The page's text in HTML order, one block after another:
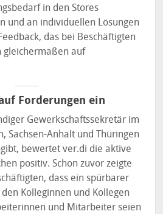
in den Stores
und an individuellen Lösungen
das bei Beschäftigten
gleichermaßen auf
Forderungen ein
Gewerkschaftssekretär im
Sachsen-Anhalt und Thüringen
bewertet ver.di die aktive
positiv. Schon zuvor zeigte
dass ein spürbarer
Kolleginnen und Kollegen
und Mitarbeiter seien